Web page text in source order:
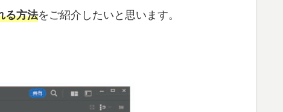
る方法をご紹介したいと思います。